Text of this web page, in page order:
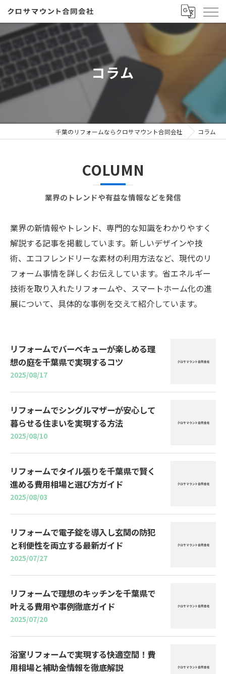
コラム
千葉のリフォームならクロサマウント合同会社 コラム
COLUMN
業界のトレンドや有益な情報などを発信
業界の新情報やトレンド、専門的な知識をわかりやすく
解説する記事を掲載しています。新しいデザインや技
術、エコフレンドリーな素材の利用方法など、現代のリ
フォーム事情を詳しくお伝えしています。省エネルギー
技術を取り入れたリフォームや、スマートホーム化の進
展について、具体的な事例を交えて紹介しています。
リフォームでバーベキューが楽しめる理
想の庭を千葉県で実現するコツ
2025/08/17
リフォームでシングルマザーが安心して
暮らせる住まいを実現する方法
2025/08/10
リフォームでタイル張りを千葉県で賢く
進める費用相場と選び方ガイド
2025/08/03
リフォームで電子錠を導入し玄関の防犯
と利便性を両立する最新ガイド
2025/07/27
リフォームで理想のキッチンを千葉県で
叶える費用や事例徹底ガイド
2025/07/20
浴室リフォームで実現する快適空間！費
用相場と補助金情報を徹底解説